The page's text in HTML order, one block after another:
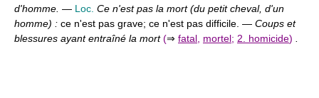
d'homme. — Loc. Ce n'est pas la mort (du petit cheval, d'un
homme) : ce n'est pas grave; ce n'est pas difficile. — Coups et
blessures ayant entraîné la mort(⇒ fatal mortel; 2. homicide)